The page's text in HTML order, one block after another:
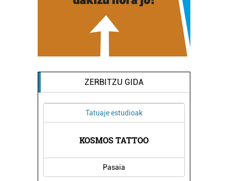
ZERBITZU GIDA
Tatuaje estudioak
KOSMOS TATTOO
Pasaia